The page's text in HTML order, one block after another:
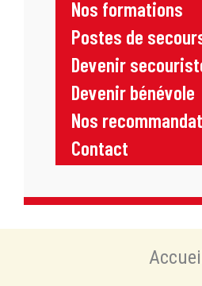
Nos formations
Postes de
Devenir
Devenir bénévole
Nos
Contact
Accueil